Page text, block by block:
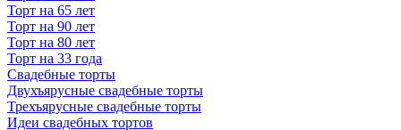
Торт на 65 лет
Торт на 90 лет
Торт на 80 лет
Торт на 33 года
Свадебные торты
Двухъярусные свадебные торты
Трехъярусные свадебные торты
Идеи свадебных тортов